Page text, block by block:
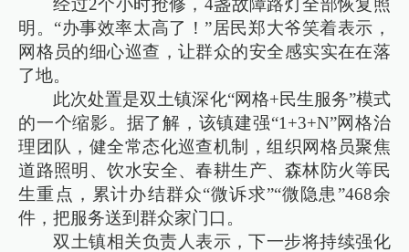
经过2个小时抢修，4盏故障路灯全部恢复照
明。“办事效率太高了！”居民郑大爷笑着表示，
网格员的细心巡查，让群众的安全感实实在在落
了地。
此次处置是双土镇深化“网格+民生服务”模式
的一个缩影。据了解，该镇建强“1+3+N”网格治
理团队，健全常态化巡查机制，组织网格员聚焦
道路照明、饮水安全、春耕生产、森林防火等民
生重点，累计办结群众“微诉求”“微隐患”468余
件，把服务送到群众家门口。
双土镇相关负责人表示，下一步将持续强化